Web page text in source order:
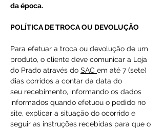
da época.
POLÍTICA DE TROCA OU DEVOLUÇÃO
Para efetuar a troca ou devolução de um
produto, o cliente deve comunicar a Loja
do Prado através do SAC em até 7 (sete)
dias corridos a contar da data do
seu recebimento, informando os dados
informados quando efetuou o pedido no
site, explicar a situação do ocorrido e
seguir as instruções recebidas para que o